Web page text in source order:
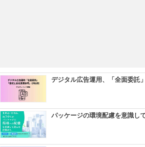
デジタル広告運用、「全面委託
パッケージの環境配慮を意識し